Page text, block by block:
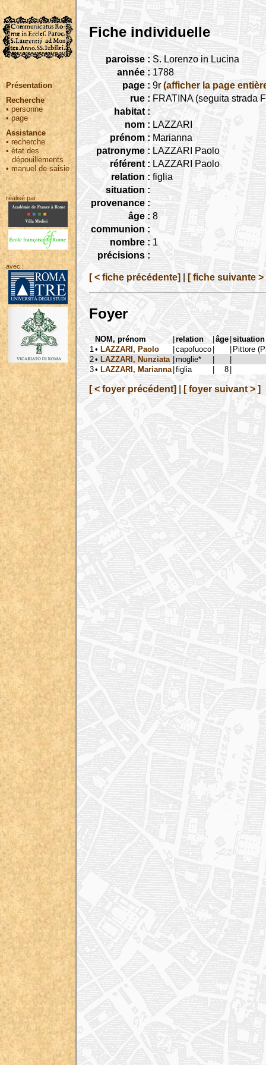
Présentation
Recherche
• personne
•page
Assistance
• recherche
•état des
dépouillements
•manuel de saisie
réalisé par :
avec :
Fiche individuelle
paroisse : S. Lorenzo in Lucina
année : 1788
page : 9r (afficher la page
rue : FRATINA (seguita strada
habitat :
nom : LAZZARI
prénom : Marianna
patronyme : LAZZARI Paolo
référent : LAZZARI Paolo
relation : figlia
situation :
provenance :
âge : 8
communion :
nombre : 1
précisions :
[ < fiche précédente] [ fiche suivante >
Foyer
NOM, prénom |relation |âge |situation
1 • LAZZARI, Paolo |capofuoco | | Pittore
2• LAZZARI, Nunziata |moglie* |
|
3• LAZZARI, Marianna |figlia | 8 |
[ < foyer précédent] [ foyer suivant > ]